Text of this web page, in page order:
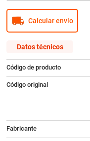
Calcular envío
Datos técnicos
Código de producto
Código original
Fabricante